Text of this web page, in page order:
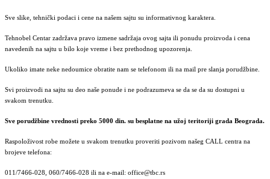
Sve slike, tehnički podaci i cene na našem sajtu su informativnog karaktera.
Tehnobel Centar zadržava pravo izmene sadržaja ovog sajta ili ponudu proizvoda i cena
navedenih na sajtu u bilo koje vreme i bez prethodnog upozorenja.
Ukoliko imate neke nedoumice obratite nam se telefonom ili na mail pre slanja porudžbine.
Svi proizvodi na sajtu su deo naše ponude i ne podrazumeva se da se da su dostupni u
svakom trenutku.
Sve porudžbine vrednosti preko 5000 din. su besplatne na užoj teritoriji grada Beograda.
Raspoloživost robe možete u svakom trenutku proveriti pozivom našeg CALL centra na
brojeve telefona:
011/7466-028, 060/7466-028 ili na e-mail: office@tbc.rs